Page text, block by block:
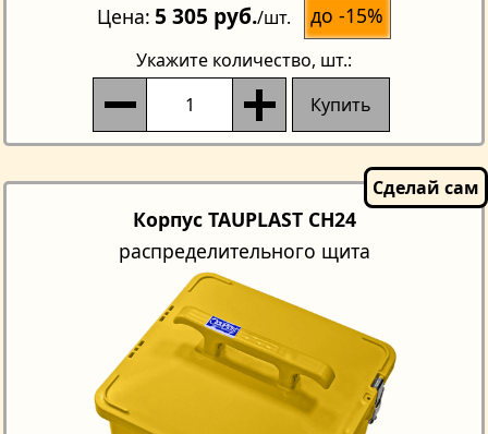
Цена 5 305 руб./шт. до -15%
Укажите количество, шт.:
Купить
Корпус TAUPLAST CH24
распределительного щита